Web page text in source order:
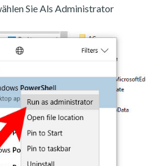
Sie Als Administrator